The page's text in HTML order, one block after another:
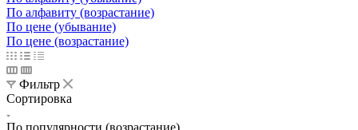
По алфавиту (возрастание)
По цене (убывание)
По цене (возрастание)
Фильтр
Сортировка
По популярности (возрастание)